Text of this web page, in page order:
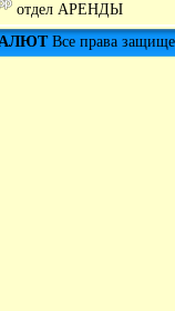
отдел АРЕНДЫ
Все права